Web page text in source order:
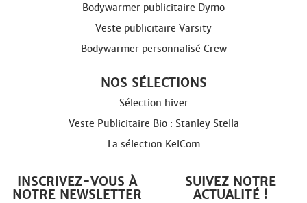
Bodywarmer publicitaire Dymo
Veste publicitaire Varsity
Bodywarmer personnalisé Crew
NOS SÉLECTIONS
Sélection hiver
Veste Publicitaire Bio : Stanley Stella
La sélection KelCom
INSCRIVEZ-VOUS À
NOTRE NEWSLETTER
SUIVEZ NOTRE
ACTUALITÉ !